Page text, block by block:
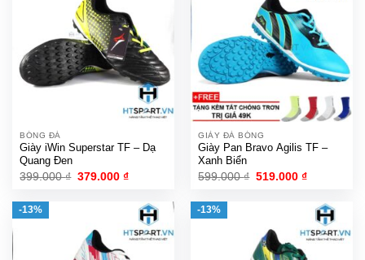
BÓNG ĐÁ
Giày iWin Superstar TF – Dạ
Quang Đen
399.000₫ Giá
379.000₫Giá
là:
379.000 ₫.
GIÀY ĐÁ BÓNG
Giày Pan Bravo Agilis TF –
Xanh Biển
599.000₫ Giá
519.000₫Giá
là:
519.000 ₫.
-13% -13%